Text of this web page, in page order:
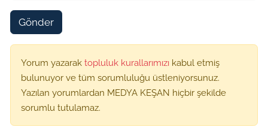
Gönder
Yorum yazarak topluluk kurallarımızı kabul etmiş
bulunuyor ve tüm sorumluluğu üstleniyorsunuz.
Yazılan yorumlardan MEDYA KEŞAN hiçbir şekilde
sorumlu tutulamaz.